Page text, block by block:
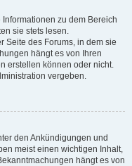
zu dem Bereich
sie stets lesen.
Seite des Forums, in dem sie
hängt es von Ihren
erstellen können oder nicht.
vergeben.
den Ankündigungen und
meist einen wichtigen Inhalt,
hängt es von